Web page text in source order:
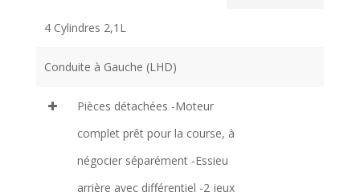
4 Cylindres 2,1L
Conduite à Gauche (LHD)
Pièces détachées -Moteur
complet prêt pour la course, à
négocier séparément -Essieu
arrière avec différentiel -2 jeux